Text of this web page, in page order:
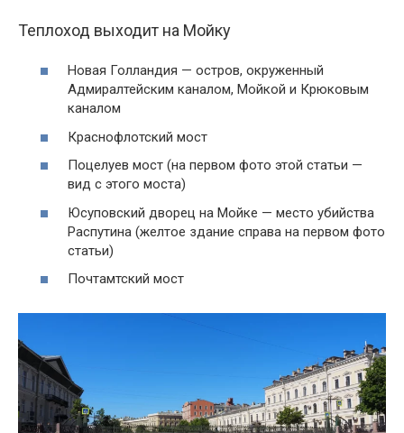
Теплоход выходит на Мойку
Новая Голландия — остров, окруженный
Адмиралтейским каналом, Мойкой и Крюковым
каналом
Краснофлотский мост
Поцелуев мост (на первом фото этой статьи —
вид с этого моста)
Юсуповский дворец на Мойке — место убийства
Распутина (желтое здание справа на первом фото
статьи)
Почтамтский мост